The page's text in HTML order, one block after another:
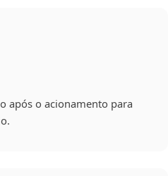
após o acionamento para